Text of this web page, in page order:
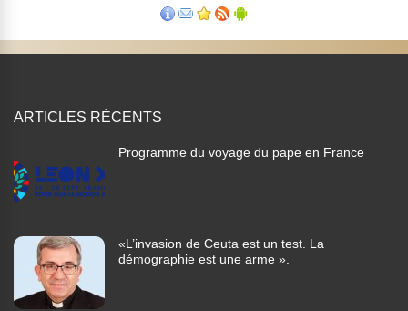
ARTICLES RÉCENTS
Programme du voyage du pape en France
«L’invasion de Ceuta est un test. La
démographie est une arme ».